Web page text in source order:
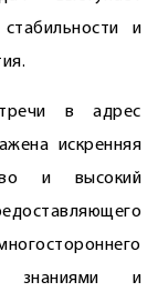
и
в адрес
искренняя
и высокий
знаниями и